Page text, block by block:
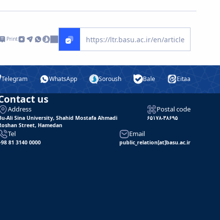
Print
Telegram WhatsApp Soroush Bale Eitaa
us
Address
Ali Sina University, Shahid Mostafa Ahmadi
Street, Hamedan
Postal code
۶۵۱۷۸-۳۸۶۹۵
Tel
81 3140 0000
Email
public_relation[at]basu.ac.ir